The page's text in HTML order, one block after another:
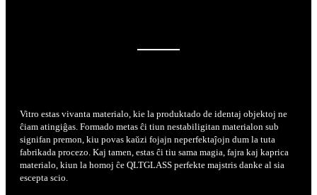
——
Vitro estas vivanta materialo, kie la produktado de identaj objektoj ne
ĉiam atingiĝas. Formado metas ĉi tiun nestabiligitan materialon sub
signifan premon, kiu povas kaŭzi fojajn neperfektaĵojn dum la tuta
fabrikada procezo. Kaj tamen, estas ĉi tiu sama magia, fajra kaj kaprica
materialo, kiun la homoj ĉe QLTGLASS perfekte majstris danke al sia
escepta scio.